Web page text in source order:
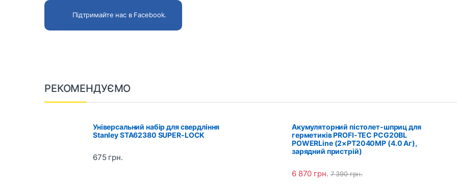
Підтримайте нас в Facebook.
РЕКОМЕНДУЄМО
Універсальний набір для свердління
Stanley STA62380 SUPER-LOCK
675 грн.
Акумуляторний пістолет-шприц для
герметиків PROFI-TEC PCG20BL
POWERLine (2×PT2040MP (4.0 Аг),
зарядний пристрій)
6 870 грн. 7 390грн.